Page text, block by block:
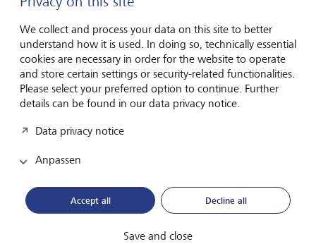
Stadt, die sich in den Vordergrund drängt. Man lebt hier
ihren Bann gezogen hat. © Shutterstock/R.Suresh Babu
Die Stadt funktioniert nach dem, was die Einheimischen
"Bangalore-Zeit" nennen - dabei geht es nicht darum, zu
spät zu kommen, sondern darum, Raum für wichtige
Gespräche zu schaffen. Hier kann ein Kaffeetrinken leicht
werden: von Quantencomputern bis hin zu Karnatischer
Die kochende Milch: Wo Welten
aufeinanderprallen
We collect and process your data on this site to better
understand how it is used. In doing so, technically essential
cookies are necessary in order for the website to operate
and store certain settings or security-related functionalities.
Please select your preferred option to continue. Further
details can be found in our data privacy notice.
Data privacy notice
Anpassen
Accept all Decline all
Save and close